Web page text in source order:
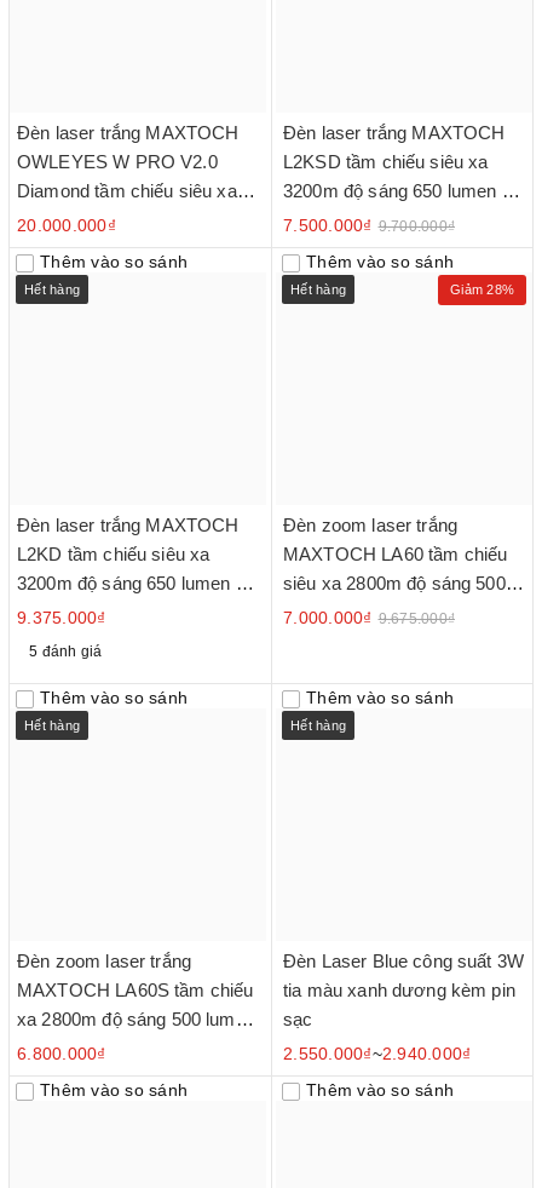
Đèn laser trắng MAXTOCH
OWLEYES W PRO V2.0
Diamond tầm chiếu siêu xa
4500m độ sáng 1200 lumen
pack pin liền thân kèm theo
20.000.000₫
Đèn laser trắng MAXTOCH
L2KSD tầm chiếu siêu xa
3200m độ sáng 650 lumen sử
dụng 1 pin Li-ion 21700 5000
mAh kèm theo
7.500.000₫ 9.700.000₫
Thêm vào so sánh
Hết hàng
Đèn laser trắng MAXTOCH
L2KD tầm chiếu siêu xa
3200m độ sáng 650 lumen sử
dụng 2 pin Li-ion 21700 5000
mAh kèm theo
9.375.000₫
5 đánh giá
Thêm vào so sánh
Hết hàng Giảm 28%
Đèn zoom laser trắng
MAXTOCH LA60 tầm chiếu
siêu xa 2800m độ sáng 500
lumen sử dụng 2 pin Li-ion
7.000.000₫ 9.675.000₫
Thêm vào so sánh
Hết hàng
Đèn zoom laser trắng
MAXTOCH LA60S tầm chiếu
xa 2800m độ sáng 500 lumen
sử dụng 1 pin Li-ion 21700
5000 mAh kèm theo
6.800.000₫
Thêm vào so sánh
Hết hàng
Đèn Laser Blue công suất 3W
tia màu xanh dương kèm pin
sạc
2.550.000₫~2.940.000₫
Thêm vào so sánh
Thêm vào so sánh